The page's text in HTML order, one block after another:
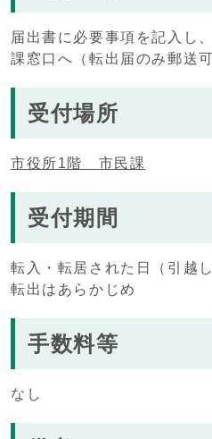
届出書に必要事項を記入し
課窓口へ（転出届のみ郵送可
受付場所
市役所1階 市民課
受付期間
転入・転居された日（引越
転出はあらかじめ
手数料等
なし